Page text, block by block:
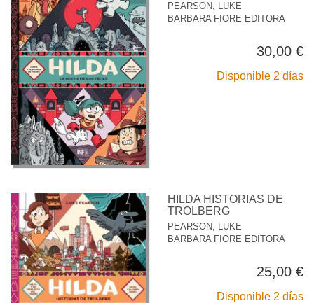
PEARSON, LUKE
BARBARA FIORE EDITORA
30,00 €
Disponible 2 días
HILDA HISTORIAS DE
TROLBERG
PEARSON, LUKE
BARBARA FIORE EDITORA
25,00 €
Disponible 2 días